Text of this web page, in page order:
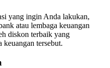
yang ingin Anda lakukan,
atau lembaga keuangan
diskon terbaik yang
keuangan tersebut.